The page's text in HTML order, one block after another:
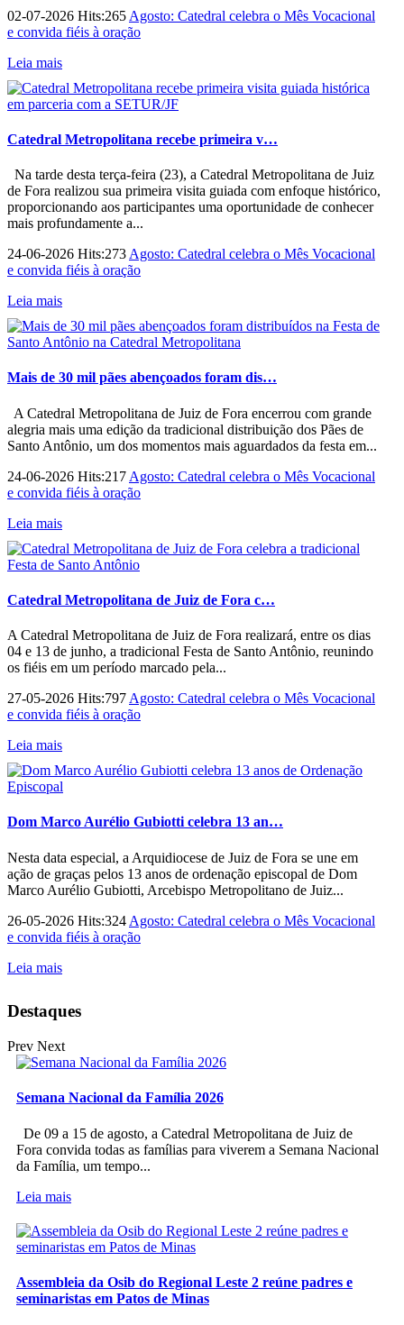
02-07-2026 Hits:265 Agosto: Catedral celebra o Mês Vocacional
e convida fiéis à oração
Leia mais
Catedral Metropolitana recebe primeira v…
Na tarde desta terça-feira (23), a Catedral Metropolitana de Juiz
de Fora realizou sua primeira visita guiada com enfoque histórico,
proporcionando aos participantes uma oportunidade de conhecer
mais profundamente a...
24-06-2026 Hits:273 Agosto: Catedral celebra o Mês Vocacional
e convida fiéis à oração
Leia mais
Mais de 30 mil pães abençoados foram dis…
A Catedral Metropolitana de Juiz de Fora encerrou com grande
alegria mais uma edição da tradicional distribuição dos Pães de
Santo Antônio, um dos momentos mais aguardados da festa em...
24-06-2026 Hits:217 Agosto: Catedral celebra o Mês Vocacional
e convida fiéis à oração
Leia mais
Catedral Metropolitana de Juiz de Fora c…
A Catedral Metropolitana de Juiz de Fora realizará, entre os dias
04 e 13 de junho, a tradicional Festa de Santo Antônio, reunindo
os fiéis em um período marcado pela...
27-05-2026 Hits:797 Agosto: Catedral celebra o Mês Vocacional
e convida fiéis à oração
Leia mais
Dom Marco Aurélio Gubiotti celebra 13 an…
Nesta data especial, a Arquidiocese de Juiz de Fora se une em
ação de graças pelos 13 anos de ordenação episcopal de Dom
Marco Aurélio Gubiotti, Arcebispo Metropolitano de Juiz...
26-05-2026 Hits:324 Agosto: Catedral celebra o Mês Vocacional
e convida fiéis à oração
Leia mais
Destaques
Prev Next
Semana Nacional da Família 2026
De 09 a 15 de agosto, a Catedral Metropolitana de Juiz de
Fora convida todas as famílias para viverem a Semana Nacional
da Família, um tempo...
Leia mais
Assembleia da Osib do Regional Leste 2 reúne padres e
seminaristas em Patos de Minas